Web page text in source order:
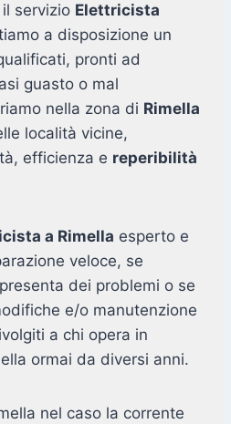
servizio Elettricista
a disposizione un
pronti ad
guasto o mal
nella zona di Rimella
località vicine,
efficienza e reperibilità
a Rimella esperto e
veloce, se
presenta dei problemi o se
e/o manutenzione
a chi opera in
ormai da diversi anni.
nel caso la corrente